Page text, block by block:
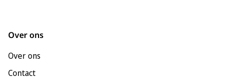
Over ons
Over ons
Contact